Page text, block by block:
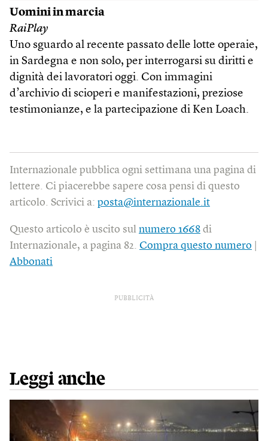
Uomini in marcia
RaiPlay
Uno sguardo al recente passato delle lotte operaie,
in Sardegna e non solo, per interrogarsi su diritti e
dignità dei lavoratori oggi. Con immagini
d’archivio di scioperi e manifestazioni, preziose
testimonianze, e la partecipazione di Ken Loach.
Internazionale pubblica ogni settimana una pagina di
lettere. Ci piacerebbe sapere cosa pensi di questo
articolo. Scrivici a: posta@internazionale.it
Questo articolo è uscito sul numero 1668 di
Internazionale, a pagina 82. Compra questo numero
Abbonati
PUBBLICITÀ
Leggi anche